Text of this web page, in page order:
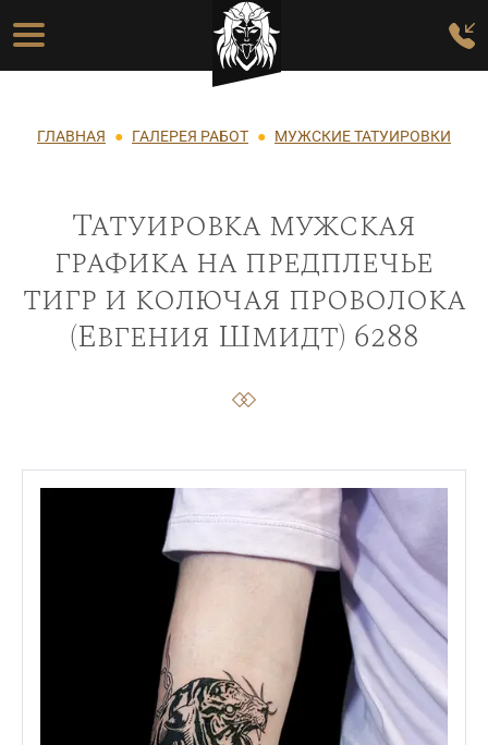
Перейти к основному содержанию
Основная навигация
Строка навигации
ГЛАВНАЯ ГАЛЕРЕЯ РАБОТ МУЖСКИЕ ТАТУИРОВКИ
Татуировка мужская
графика на предплечье
тигр и колючая проволока
(Евгения Шмидт) 6288